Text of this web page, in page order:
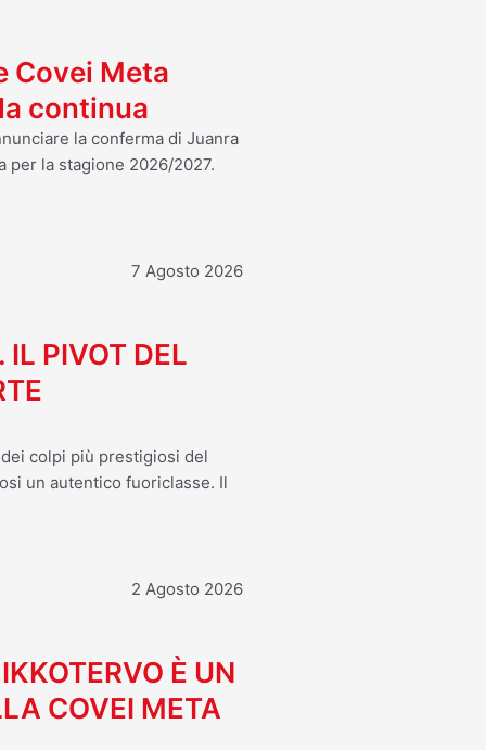
Covei Meta
continua
la conferma di Juanra
per la stagione 2026/2027.
7 Agosto 2026
IL PIVOT DEL
colpi più prestigiosi del
un autentico fuoriclasse. Il
2 Agosto 2026
È UN
COVEI META